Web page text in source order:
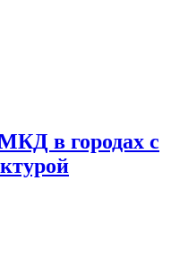
в городах с